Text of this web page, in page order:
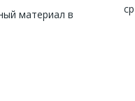
материал в